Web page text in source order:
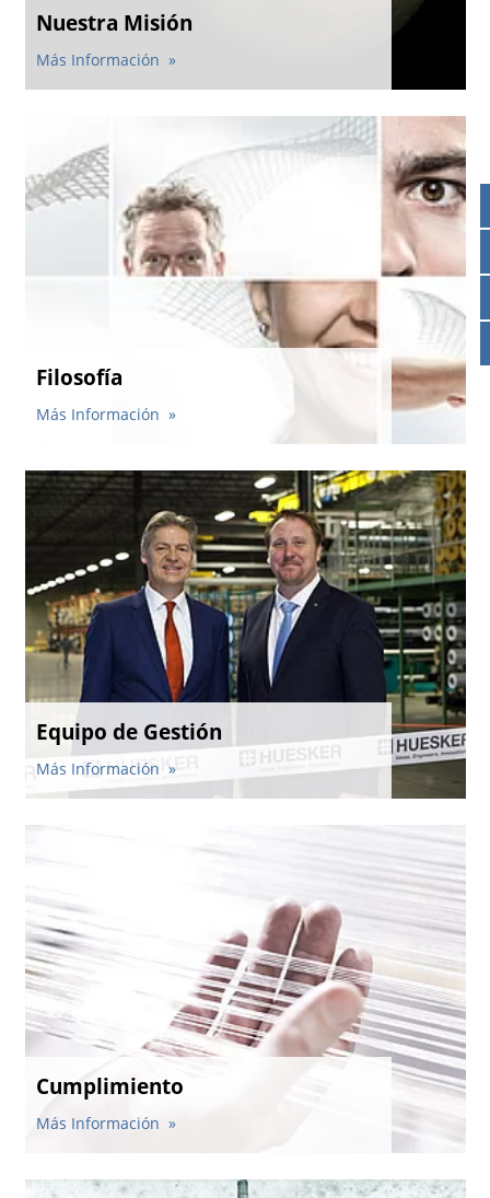
Nuestra Misión
Más Información
Filosofía
Más Información
Equipo de Gestión
Más Información
Cumplimiento
Más Información